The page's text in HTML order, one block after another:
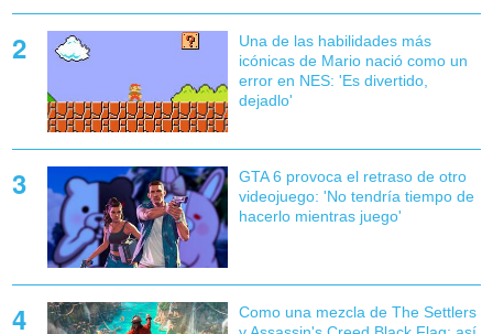
Una de las habilidades más
icónicas de Mario nació como un
error en NES: 'Es divertido,
dejadlo'
GTA 6 provoca el retraso de otro
videojuego: 'No tendría tiempo de
hacerlo mientras juego'
Como una mezcla de The Settlers